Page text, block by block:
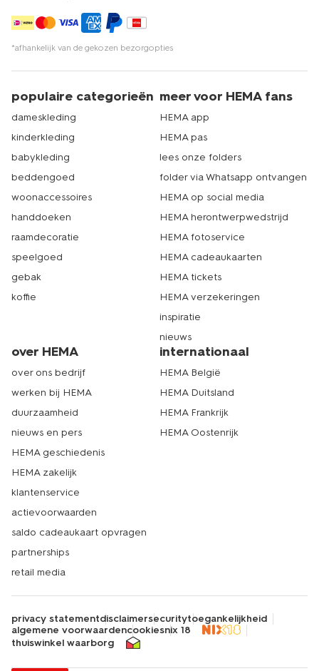
*afhankelijk van de gekozen bezorgopties
populaire categorieën
dameskleding
kinderkleding
babykleding
beddengoed
woonaccessoires
handdoeken
raamdecoratie
speelgoed
gebak
koffie
meer voor HEMA fans
HEMA app
HEMA pas
lees onze folders
folder via Whatsapp ontvangen
HEMA op social media
HEMA herontwerpwedstrijd
HEMA fotoservice
HEMA cadeaukaarten
HEMA tickets
HEMA verzekeringen
inspiratie
nieuws
over HEMA
over ons bedrijf
werken bij HEMA
duurzaamheid
nieuws en pers
HEMA geschiedenis
HEMA zakelijk
klantenservice
actievoorwaarden
saldo cadeaukaart opvragen
partnerships
retail media
internationaal
HEMA België
HEMA Duitsland
HEMA Frankrijk
HEMA Oostenrijk
privacy statementdisclaimersecuritytoegankelijkheid
algemene voorwaardencookiesnix 18
thuiswinkel waarborg